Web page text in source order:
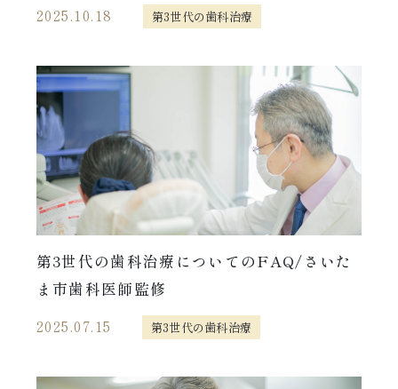
変わる？/さいたま市歯科医師監修
2025.10.18 第3世代の歯科治療
第3世代の歯科治療についてのFAQ/さいた
ま市歯科医師監修
2025.07.15 第3世代の歯科治療